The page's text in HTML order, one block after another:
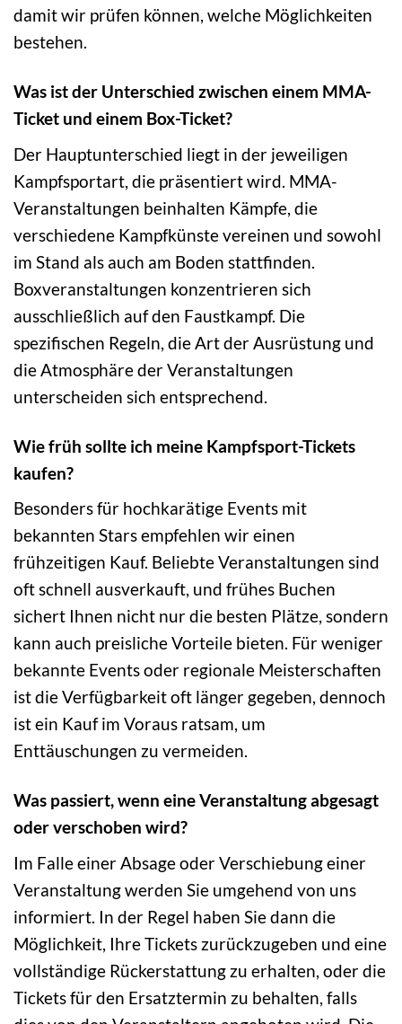
damit wir prüfen können, welche Möglichkeiten
bestehen.
Was ist der Unterschied zwischen einem MMA-
Ticket und einem Box-Ticket?
Der Hauptunterschied liegt in der jeweiligen
Kampfsportart, die präsentiert wird. MMA-
Veranstaltungen beinhalten Kämpfe, die
verschiedene Kampfkünste vereinen und sowohl
im Stand als auch am Boden stattfinden.
Boxveranstaltungen konzentrieren sich
ausschließlich auf den Faustkampf. Die
spezifischen Regeln, die Art der Ausrüstung und
die Atmosphäre der Veranstaltungen
unterscheiden sich entsprechend.
Wie früh sollte ich meine Kampfsport-Tickets
kaufen?
Besonders für hochkarätige Events mit
bekannten Stars empfehlen wir einen
frühzeitigen Kauf. Beliebte Veranstaltungen sind
oft schnell ausverkauft, und frühes Buchen
sichert Ihnen nicht nur die besten Plätze, sondern
kann auch preisliche Vorteile bieten. Für weniger
bekannte Events oder regionale Meisterschaften
ist die Verfügbarkeit oft länger gegeben, dennoch
ist ein Kauf im Voraus ratsam, um
Enttäuschungen zu vermeiden.
Was passiert, wenn eine Veranstaltung abgesagt
oder verschoben wird?
Im Falle einer Absage oder Verschiebung einer
Veranstaltung werden Sie umgehend von uns
informiert. In der Regel haben Sie dann die
Möglichkeit, Ihre Tickets zurückzugeben und eine
vollständige Rückerstattung zu erhalten, oder die
Tickets für den Ersatztermin zu behalten, falls